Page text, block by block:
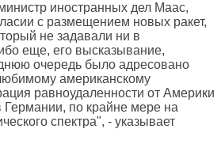
иностранных дел Маас,
с размещением новых ракет,
не задавали ни в
еще, его высказывание,
очередь было адресовано
американскому
равноудаленности от Америки
Германии, по крайне мере на
спектра", - указывает